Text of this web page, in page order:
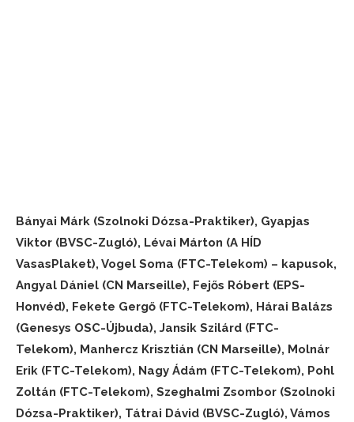
Bányai Márk (Szolnoki Dózsa-Praktiker), Gyapjas
Viktor (BVSC-Zugló), Lévai Márton (A HÍD
VasasPlaket), Vogel Soma (FTC-Telekom) – kapusok,
Angyal Dániel (CN Marseille), Fejős Róbert (EPS-
Honvéd), Fekete Gergő (FTC-Telekom), Hárai Balázs
(Genesys OSC-Újbuda), Jansik Szilárd (FTC-
Telekom), Manhercz Krisztián (CN Marseille), Molnár
Erik (FTC-Telekom), Nagy Ádám (FTC-Telekom), Pohl
Zoltán (FTC-Telekom), Szeghalmi Zsombor (Szolnoki
Dózsa-Praktiker), Tátrai Dávid (BVSC-Zugló), Vámos